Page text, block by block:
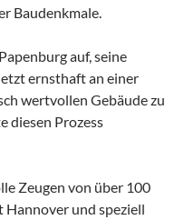
Baudenkmale.
auf, seine
ernsthaft an einer
wertvollen Gebäude zu
diesen Prozess
Zeugen von über 100
Hannover und speziell